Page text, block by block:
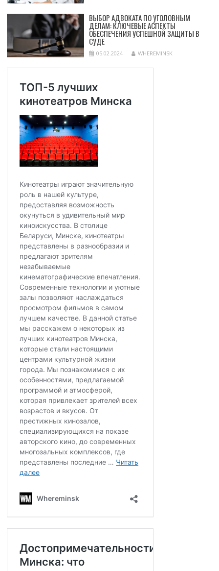
ВЫБОР АДВОКАТА ПО УГОЛОВНЫМ
ДЕЛАМ: КЛЮЧЕВЫЕ АСПЕКТЫ
ОБЕСПЕЧЕНИЯ УСПЕШНОЙ ЗАЩИТЫ В
СУДЕ
05.02.2024 WHEREMINSK